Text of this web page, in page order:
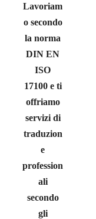
Lavoriam
o secondo
la norma
DIN EN
ISO
17100 e ti
offriamo
servizi di
traduzion
e
profession
ali
secondo
gli